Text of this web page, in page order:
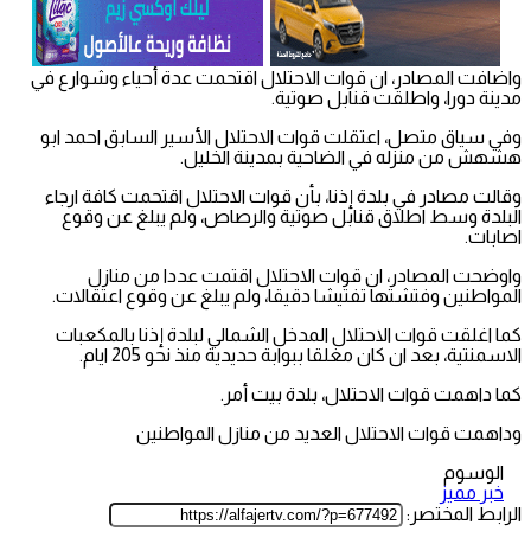
واضافت المصادر، ان قوات الاحتلال اقتحمت عدة أحياء وشوارع في
مدينة دورا، واطلقت قنابل صوتية.
وفي سياق متصل، اعتقلت قوات الاحتلال الأسير السابق احمد ابو
هشهش من منزله في الضاحية بمدينة الخليل.
وقالت مصادر في بلدة إذنا، بأن قوات الاحتلال اقتحمت كافة ارجاء
البلدة وسط اطلاق قنابل صوتية والرصاص، ولم يبلغ عن وقوع
اصابات.
واوضحت المصادر، ان قوات الاحتلال اقتمت عددا من منازل
المواطنين وفتشتها تفتيشا دقيقا، ولم يبلغ عن وقوع اعتقالات.
كما اغلقت قوات الاحتلال المدخل الشمالي لبلدة إذنا بالمكعبات
الاسمنتية، بعد ان كان مغلقا ببوابة حديدية منذ نحو 205 ايام.
كما داهمت قوات الاحتلال، بلدة بيت أمر.
وداهمت قوات الاحتلال العديد من منازل المواطنين
الوسوم
خبر مميز
الرابط المختصر: